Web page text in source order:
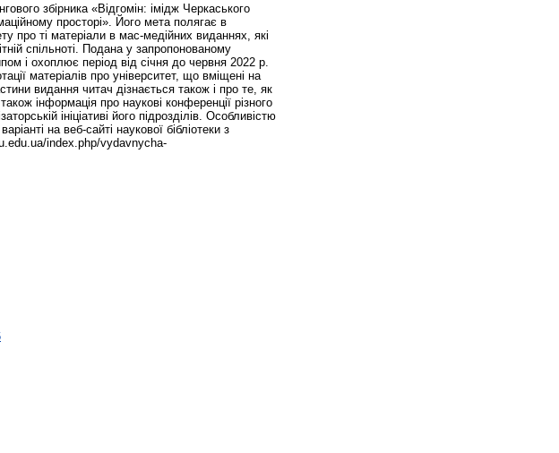
збірника «Відгомін: імідж Черкаського
просторі». Його мета полягає в
про ті матеріали в мас-медійних виданнях, які
спільноті. Подана у запропонованому
і охоплює період від січня до червня 2022 р.
матеріалів про університет, що вміщені на
видання читач дізнається також і про те, як
інформація про наукові конференції різного
ініціативі його підрозділів. Особливістю
на веб-сайті наукової бібліотеки з
index.php/vydavnycha-